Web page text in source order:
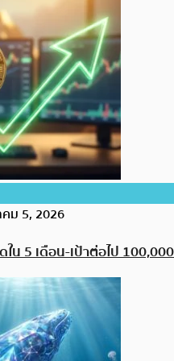
ม 5, 2026
น 5 เดือน-เป้าต่อไป